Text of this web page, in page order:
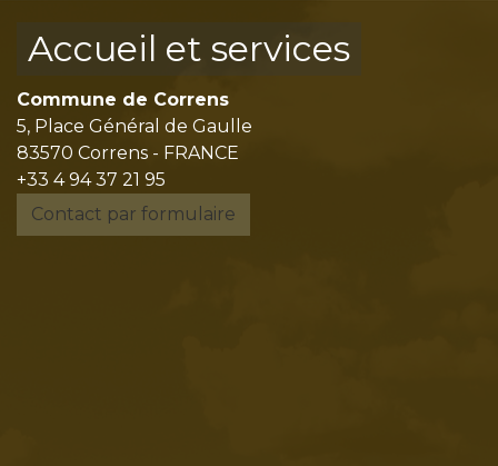
Accueil et services
Commune de Correns
5, Place Général de Gaulle
83570 Correns - FRANCE
+33 4 94 37 21 95
Contact par formulaire